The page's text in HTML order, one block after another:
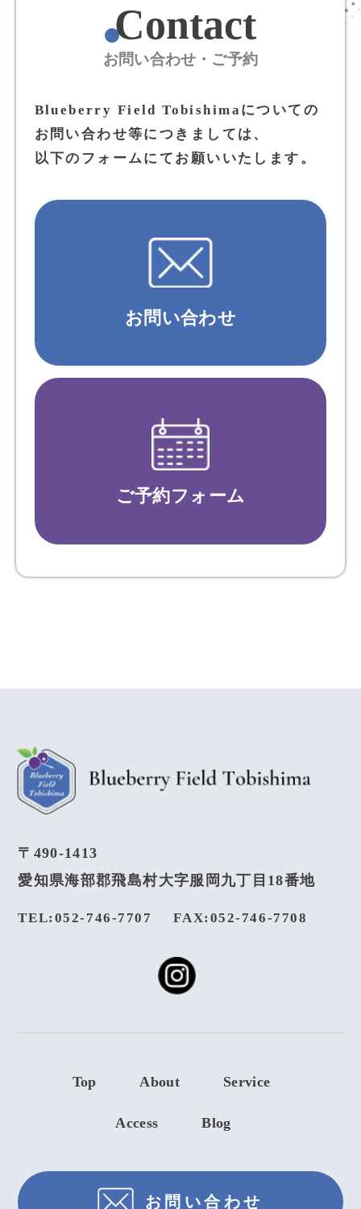
Contact
お問い合わせ・ご予約
Blueberry Field Tobishimaについての
お問い合わせ等につきましては、
以下のフォームにてお願いいたします。
お問い合わせ
ご予約フォーム
〒490-1413
愛知県海部郡飛島村大字服岡九丁目18番地
TEL:052-746-7707 FAX:052-746-7708
Top About Service
Access Blog
お問い合わせ